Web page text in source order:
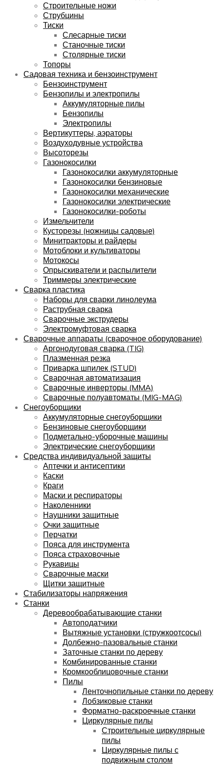
Строительные ножи
Струбцины
Тиски
Слесарные тиски
Станочные тиски
Столярные тиски
Топоры
Садовая техника и бензоинструмент
Бензоинструмент
Бензопилы и электропилы
Аккумуляторные пилы
Бензопилы
Электропилы
Вертикуттеры, аэраторы
Воздуходувные устройства
Высоторезы
Газонокосилки
Газонокосилки аккумуляторные
Газонокосилки бензиновые
Газонокосилки механические
Газонокосилки электрические
Газонокосилки-роботы
Измельчители
Кусторезы (ножницы садовые)
Минитракторы и райдеры
Мотоблоки и культиваторы
Мотокосы
Опрыскиватели и распылители
Триммеры электрические
Сварка пластика
Наборы для сварки линолеума
Раструбная сварка
Сварочные экструдеры
Электромуфтовая сварка
Сварочные аппараты (сварочное оборудование)
Аргонодуговая сварка (TIG)
Плазменная резка
Приварка шпилек (STUD)
Сварочная автоматизация
Сварочные инверторы (MMA)
Сварочные полуавтоматы (MIG-MAG)
Снегоуборщики
Аккумуляторные снегоуборщики
Бензиновые снегоуборщики
Подметально-уборочные машины
Электрические снегоуборщики
Средства индивидуальной защиты
Аптечки и антисептики
Каски
Краги
Маски и респираторы
Наколенники
Наушники защитные
Очки защитные
Перчатки
Пояса для инструмента
Пояса страховочные
Рукавицы
Сварочные маски
Щитки защитные
Стабилизаторы напряжения
Станки
Деревообрабатывающие станки
Автоподатчики
Вытяжные установки (стружкоотсосы)
Долбежно-пазовальные станки
Заточные станки по дереву
Комбинированные станки
Кромкооблицовочные станки
Пилы
Ленточнопильные станки по дереву
Лобзиковые станки
Форматно-раскроечные станки
Циркулярные пилы
Строительные циркулярные
пилы
Циркулярные пилы с
подвижным столом